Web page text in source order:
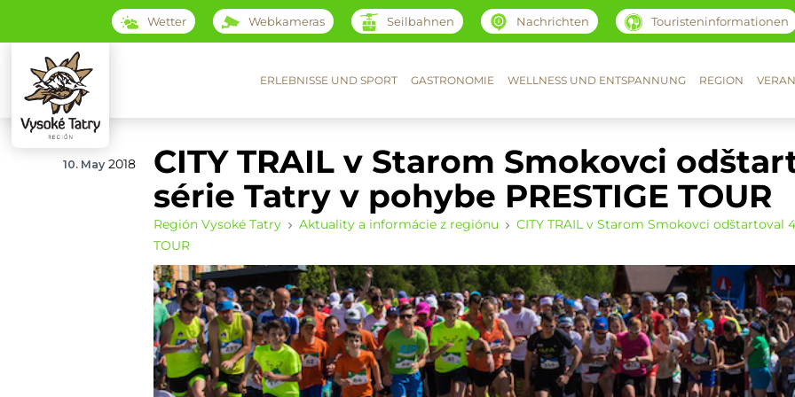
Wetter Webkameras Seilbahnen Nachrichten Touristeninformationen
ERLEBNISSE UND SPORT GASTRONOMIE WELLNESS UND ENTSPANNUNG REGION
10. May 2018
CITY TRAIL v Starom Smokovci
série Tatry v pohybe PRESTIGE TOUR
Región Vysoké Tatry Aktuality a informácie z regiónu
CITY TRAIL v Starom Smokovci odštartoval
TOUR